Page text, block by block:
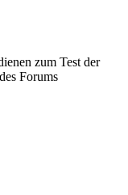
zum Test der
Forums